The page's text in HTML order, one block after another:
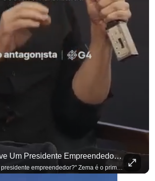
"O Brasil Já Teve Um Presidente Empreendedor?"
"O Brasil já teve um presidente empreendedor?" Zema é o primeiro a sentar na cadeira. Outros três presidenciáveis ainda vão passar por ela. A Sabatina Presidencial está no ar, com perguntas que vieram de uma pesquisa inédita com empresários. Acompanhe AO VIVO no YouTube do G4 Business. Se você busca informação com credibilidade, inscreva-se agora e ative o